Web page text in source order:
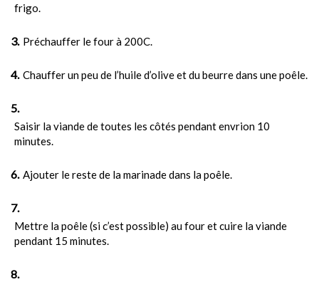
frigo.
Préchauffer le four à 200C.
Chauffer un peu de l’huile d’olive et du beurre dans une poêle.
Saisir la viande de toutes les côtés pendant envrion 10
minutes.
Ajouter le reste de la marinade dans la poêle.
Mettre la poêle (si c’est possible) au four et cuire la viande
pendant 15 minutes.